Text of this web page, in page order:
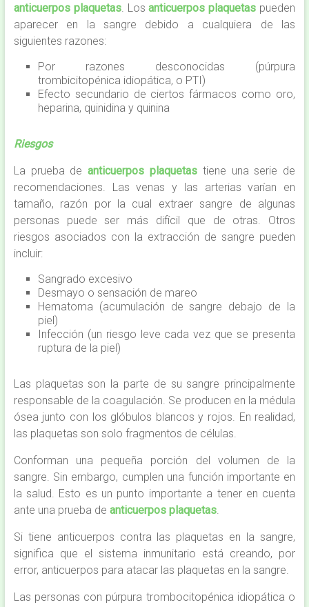
anticuerpos plaquetas. Losanticuerpos plaquetas pueden
aparecer en la sangre debido a cualquiera de las
siguientes razones:
Por razones desconocidas (púrpura
trombicitopénica idiopática, o PTI)
Efecto secundario de ciertos fármacos como oro,
heparina, quinidina y quinina
Riesgos
La prueba deanticuerpos plaquetas tiene una serie de
recomendaciones. Las venas y las arterias varían en
tamaño, razón por la cual extraer sangre de algunas
personas puede ser más difícil que de otras. Otros
riesgos asociados con la extracción de sangre pueden
incluir:
Sangrado excesivo
Desmayo o sensación de mareo
Hematoma (acumulación de sangre debajo de la
piel)
Infección (un riesgo leve cada vez que se presenta
ruptura de la piel)
Las plaquetas son la parte de su sangre principalmente
responsable de la coagulación. Se producen en la médula
ósea junto con los glóbulos blancos y rojos. En realidad,
las plaquetas son solo fragmentos de células.
Conforman una pequeña porción del volumen de la
sangre. Sin embargo, cumplen una función importante en
la salud. Esto es un punto importante a tener en cuenta
ante una prueba de anticuerpos plaquetas.
Si tiene anticuerpos contra las plaquetas en la sangre,
significa que el sistema inmunitario está creando, por
error, anticuerpos para atacar las plaquetas en la sangre.
Las personas con púrpura trombocitopénica idiopática o